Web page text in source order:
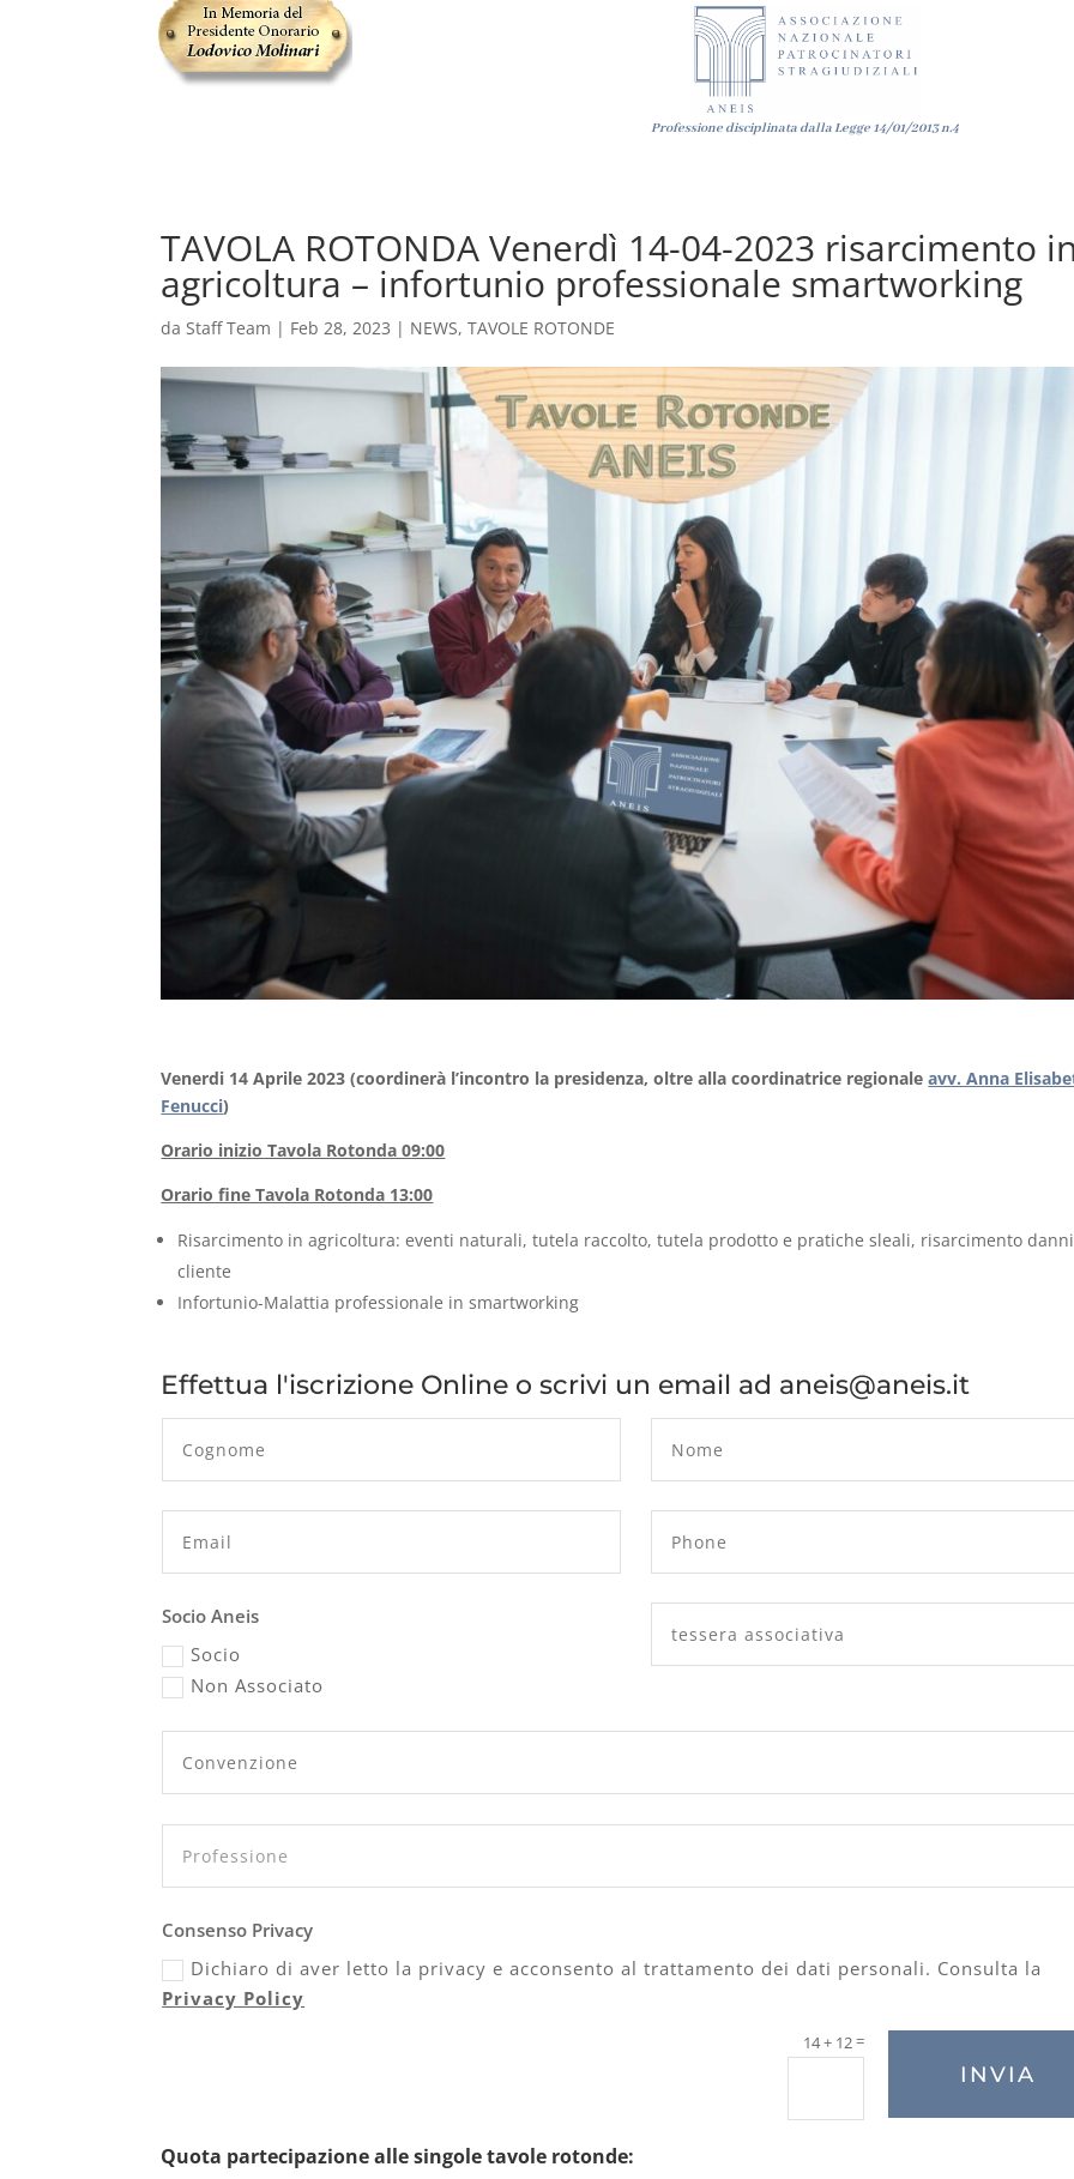
Professione disciplinata dalla Legge 14/01/2013n.4
TAVOLA ROTONDA Venerdì 14-04-2023 risarcimento in
agricoltura – infortunio professionale smartworking
daStaff Team | Feb 28, 2023 | NEWS,TAVOLE ROTONDE
Venerdi 14 Aprile 2023(coordinerà l’incontro la presidenza, oltre alla coordinatrice regionaleavv. Anna
Fenucci)
Orario inizio Tavola Rotonda 09:00
Orario fine Tavola Rotonda 13:00
Risarcimento in agricoltura: eventi naturali, tutela raccolto, tutela prodotto e pratiche sleali, risarcimento danni
cliente
Infortunio-Malattia professionale in smartworking
Effettua l'iscrizione Online o scrivi un email ad aneis@aneis.it
Socio Aneis
Socio
Non Associato
Consenso Privacy
Dichiaro di aver letto la privacy e acconsento al trattamento dei dati personali. Consulta la
Privacy Policy
14 + 12=
INVIA
Quota partecipazione alle singole tavole rotonde: